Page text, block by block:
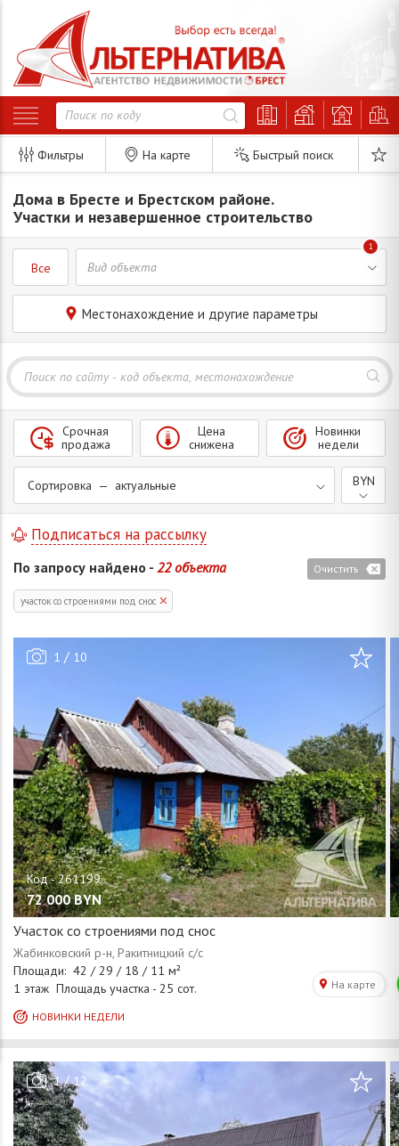
Фильтры На карте Быстрый поиск
Дома в Бресте и Брестском районе.
Участки и незавершенное строительство
Все
1
Местонахождение и другие параметры
Сортировка — актуальные
Срочная
продажа
Цена
снижена
Новинки
недели
BYN
По запросу найдено - 22 объекта Очистить
Подписаться на рассылку
участок со строениями под снос
1 / 10
72 000 BYN
Участок со строениями под снос
1/12